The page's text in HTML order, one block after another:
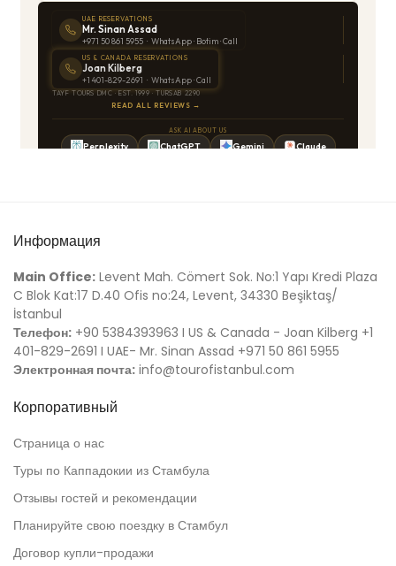
Информация
Main Office: Levent Mah. Cömert Sok. No:1 Yapı Kredi Plaza
C Blok Kat:17 D.40 Ofis no:24, Levent, 34330 Beşiktaş/
İstanbul
Телефон: +90 5384393963 I US & Canada - Joan Kilberg +1
401-829-2691 I UAE- Mr. Sinan Assad +971 50 861 5955
Электронная почта: info@tourofistanbul.com
Корпоративный
Страница о нас
Туры по Каппадокии из Стамбула
Отзывы гостей и рекомендации
Планируйте свою поездку в Стамбул
Договор купли-продажи